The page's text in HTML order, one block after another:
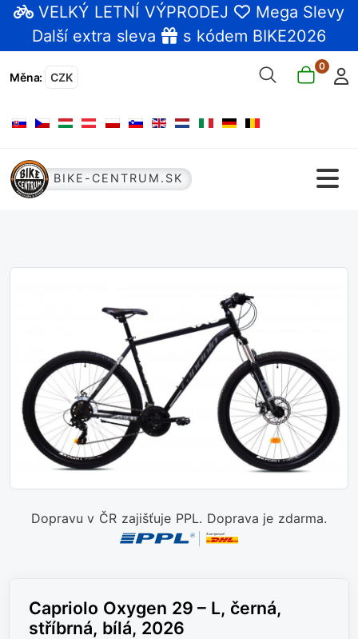
VELKÝ LETNÍ VÝPRODEJ
Mega Slevy
Další extra sleva
s kódem BIKE2026
Měna: CZK
0
Zvolte jazyk
BIKE-CENTRUM.SK
Dopravu v ČR zajišťuje PPL. Doprava je zdarma.
Capriolo Oxygen 29 – L, černá,
stříbrná, bílá, 2026